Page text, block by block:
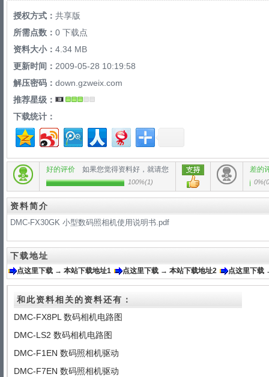
授权方式： 共享版
所需点数： 0 下载点
资料大小： 4.34 MB
更新时间： 2009-05-28 10:19:58
解压密码： down.gzweix.com
推荐星级：
下载统计：
好的评价 如果您觉得资料好，就请您
100%(1)
差的
0%(0
资料简介
DMC-FX30GK 小型数码照相机使用说明书.pdf
下载地址
点这里下载 → 本站下载地址1 点这里下载 → 本站下载地址2 点这里下载
和此资料相关的资料还有：
DMC-FX8PL 数码相机电路图
DMC-LS2 数码相机电路图
DMC-F1EN 数码照相机驱动
DMC-F7EN 数码照相机驱动